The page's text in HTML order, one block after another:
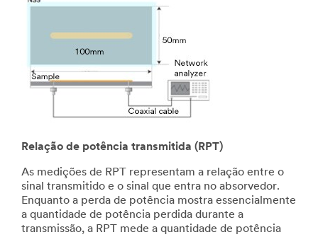
Relação de potência transmitida (RPT)
As medições de RPT representam a relação entre o
sinal transmitido e o sinal que entra no absorvedor.
Enquanto a perda de potência mostra essencialmente
a quantidade de potência perdida durante a
transmissão, a RPT mede a quantidade de potência